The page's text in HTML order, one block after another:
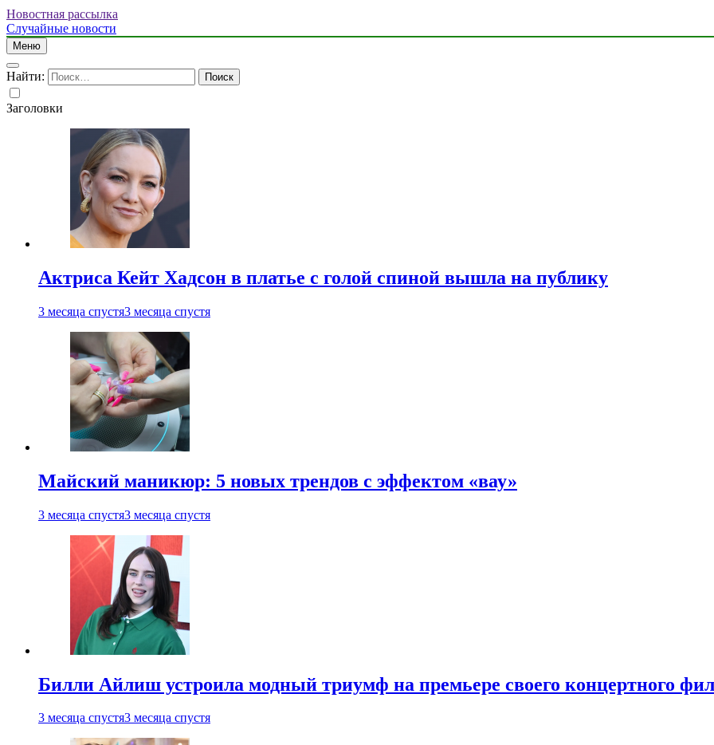
Новостная рассылка
Случайные новости
Меню
Найти:
Заголовки
Актриса Кейт Хадсон в платье с голой спиной вышла на публику
3 месяца спустя3 месяца спустя
Майский маникюр: 5 новых трендов с эффектом «вау»
3 месяца спустя3 месяца спустя
Билли Айлиш устроила модный триумф на премьере своего концертного
3 месяца спустя3 месяца спустя